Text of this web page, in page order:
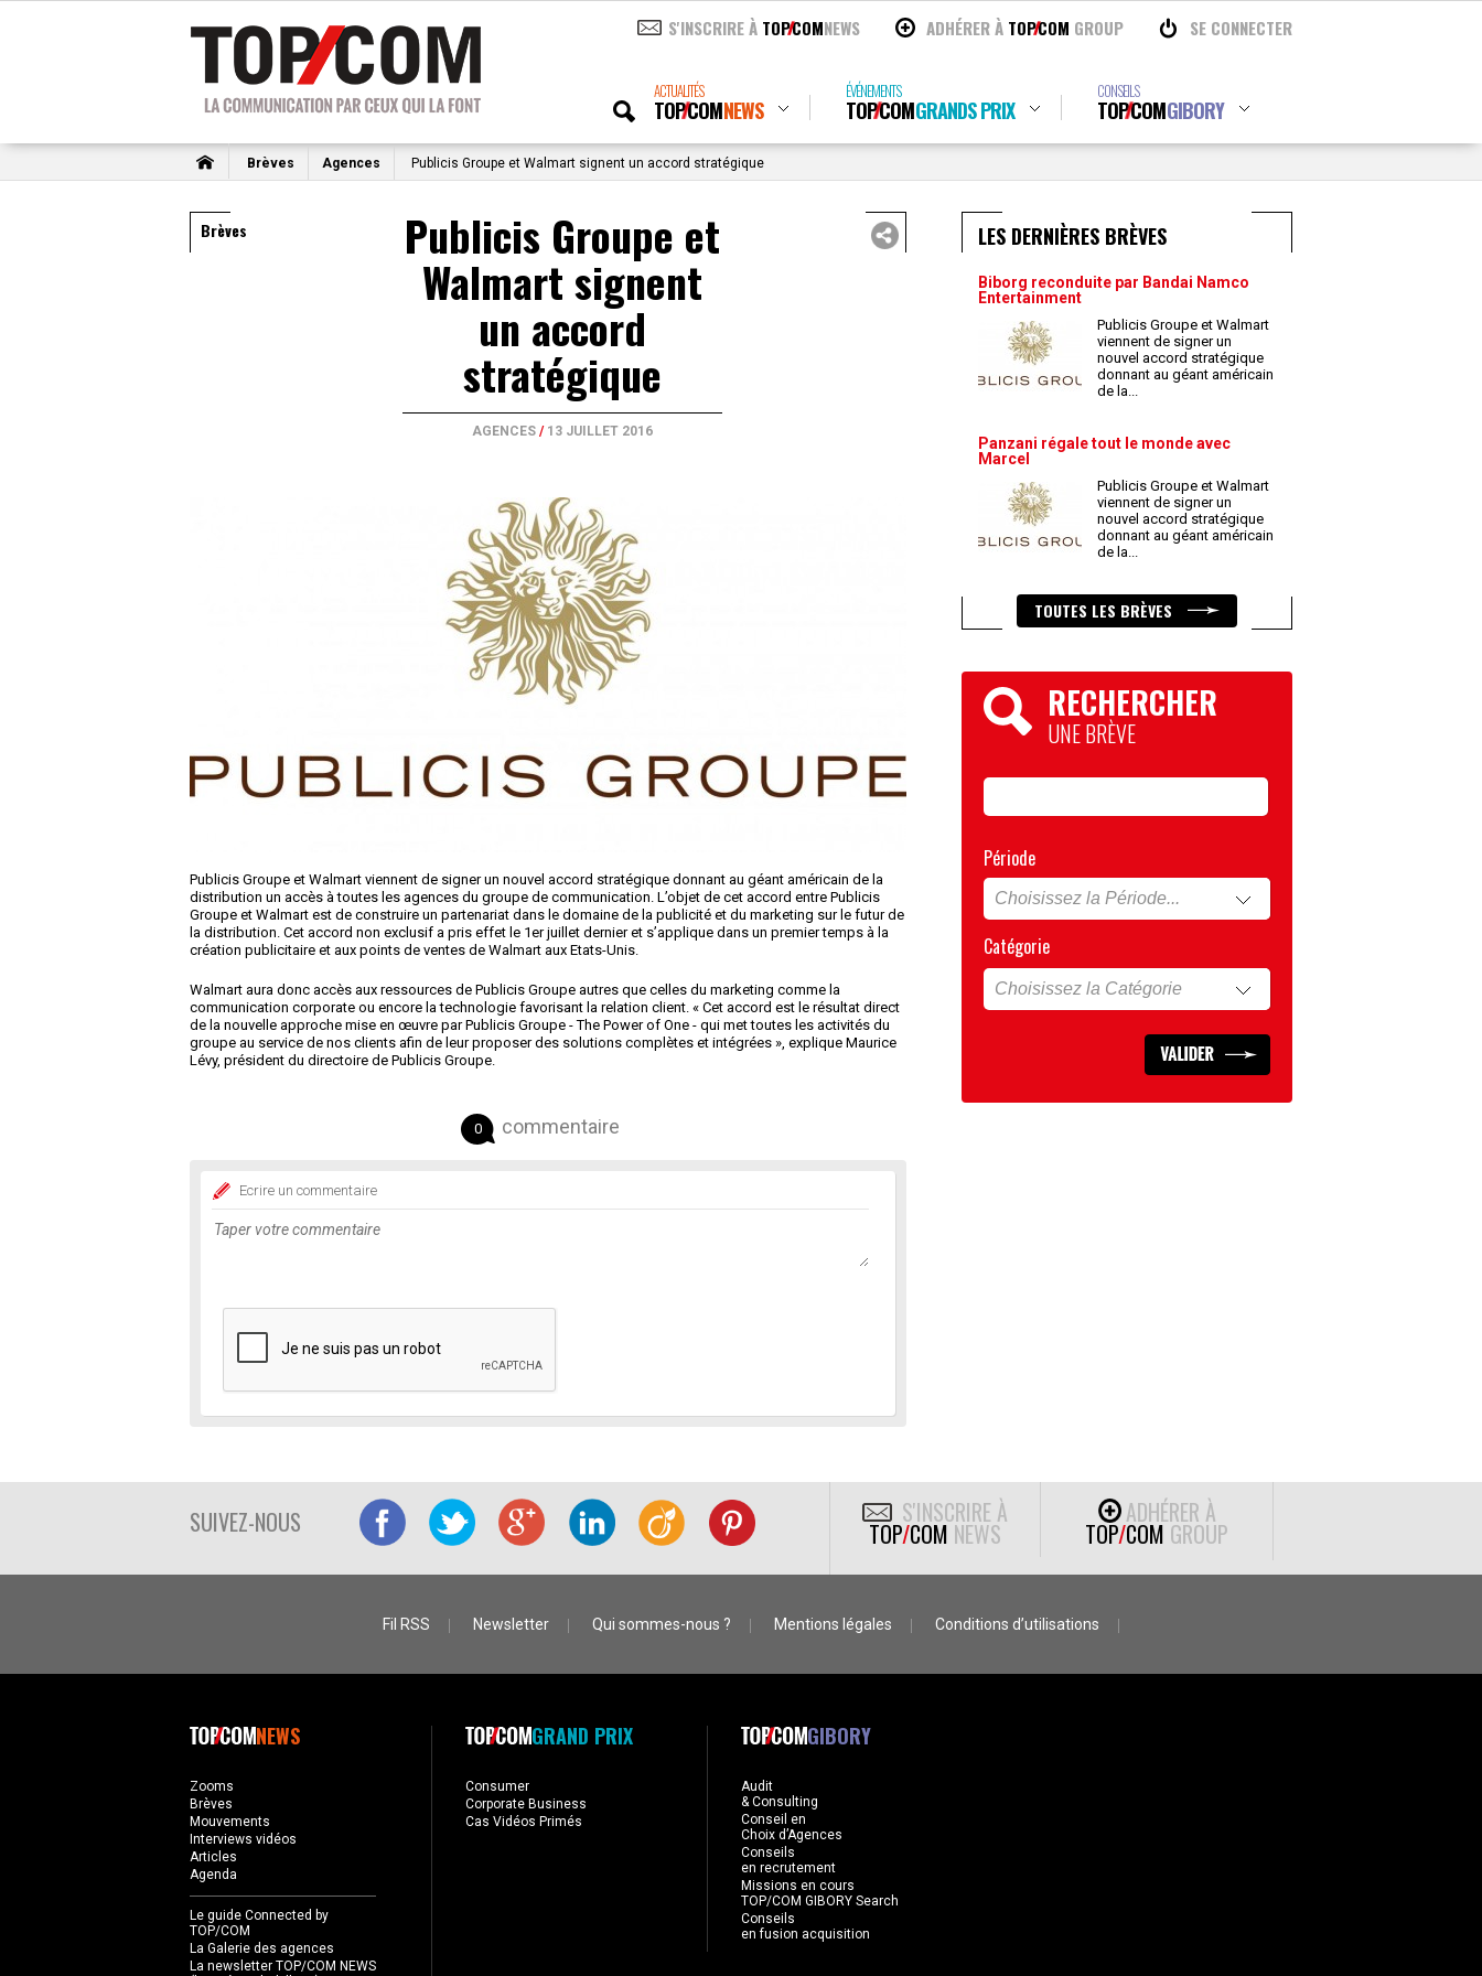
S'INSCRIRE À TOPCOMNEWS ADHÉRER À TOPCOM GROUP SE CONNECTER
ACTUALITÉS
TOPCOMNEWS
ÉVÉNEMENTS
TOPCOMGRANDS PRIX
CONSEILS
TOPCOMGIBORY
Brèves Agences Publicis Groupe et Walmart signent un accord stratégique
Brèves Publicis Groupe et
Walmart signent
un accord
stratégique
AGENCES / 13 JUILLET 2016
Publicis Groupe et Walmart viennent de signer un nouvel accord stratégique donnant au géant américain de la
distribution un accès à toutes les agences du groupe de communication. L’objet de cet accord entre Publicis
Groupe et Walmart est de construire un partenariat dans le domaine de la publicité et du marketing sur le futur de
la distribution. Cet accord non exclusif a pris effet le 1erjuillet dernier et s’applique dans un premier temps à la
création publicitaire et aux points de ventes de Walmart aux Etats-Unis.
Walmart aura donc accès aux ressources de Publicis Groupe autres que celles du marketing comme la
communication corporate ou encore la technologie favorisant la relation client. « Cet accord est le résultat direct
de la nouvelle approche mise en œuvre par Publicis Groupe - The Power of One - qui met toutes les activités du
groupe au service de nos clients afin de leur proposer des solutions complètes et intégrées », explique Maurice
Lévy, président du directoire de Publicis Groupe.
0 commentaire
Ecrire un commentaire
LES DERNIÈRES BRÈVES
Biborg reconduite par Bandai Namco
Entertainment
Publicis Groupe et Walmart
viennent de signer un
nouvel accord stratégique
donnant au géant américain
de la...
Panzani régale tout le monde avec
Marcel
Publicis Groupe et Walmart
viennent de signer un
nouvel accord stratégique
donnant au géant américain
de la...
TOUTES LES BRÈVES
RECHERCHER
UNE BRÈVE
Période
Catégorie
SUIVEZ-NOUS S'INSCRIRE À
TOP/COM NEWS
ADHÉRER À
TOP/COM GROUP
Fil RSS Newsletter Qui sommes-nous ? Mentions légales Conditions d’utilisations
NEWS
Zooms
Brèves
Mouvements
Interviews vidéos
Articles
Agenda
Le guide Connected by
TOP/COM
La Galerie des agences
La newsletter TOP/COM NEWS
GRAND PRIX
Consumer
Corporate Business
Cas Vidéos Primés
GIBORY
Audit
& Consulting
Conseil en
Choix d’Agences
Conseils
en recrutement
Missions en cours
TOP/COM GIBORY Search
Conseils
en fusion acquisition